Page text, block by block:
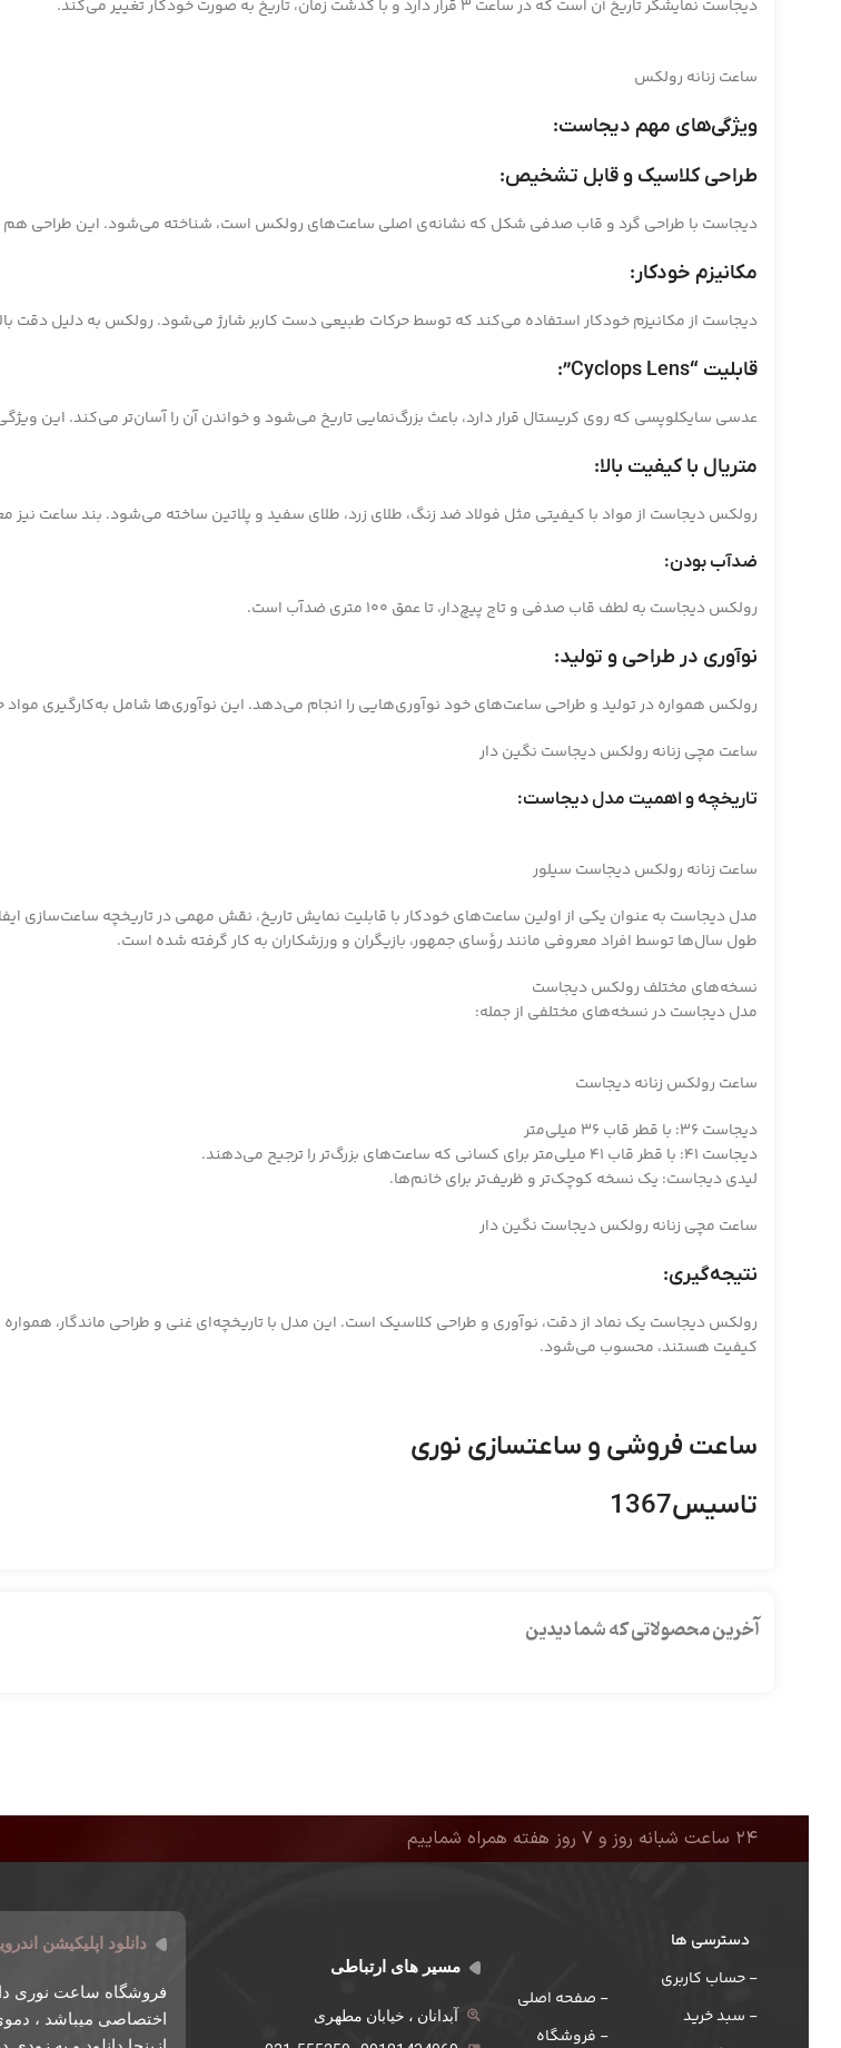
دیجاست نمایشگر تاریخ آن است که در ساعت 3 قرار دارد و با گذشت زمان، تاریخ به صورت خودکار تغییر می‌کند.
ساعت زنانه رولکس
ویژگی‌های مهم دیجاست:
طراحی کلاسیک و قابل تشخیص:
دیجاست با طراحی گرد و قاب صدفی شکل که نشانه‌ی اصلی ساعت‌های رولکس است، شناخته می‌شود. این طراحی هم
مکانیزم خودکار:
دیجاست از مکانیزم خودکار استفاده می‌کند که توسط حرکات طبیعی دست کاربر شارژ می‌شود. رولکس به دلیل دقت
قابلیت “Cyclops Lens”:
عدسی سایکلوپسی که روی کریستال قرار دارد، باعث بزرگ‌نمایی تاریخ می‌شود و خواندن آن را آسان‌تر می‌کند. این
متریال با کیفیت بالا:
رولکس دیجاست از مواد با کیفیتی مثل فولاد ضد زنگ، طلای زرد، طلای سفید و پلاتین ساخته می‌شود. بند ساعت نیز
ضدآب بودن:
رولکس دیجاست به لطف قاب صدفی و تاج پیچ‌دار، تا عمق 100 متری ضدآب است.
نوآوری در طراحی و تولید:
رولکس همواره در تولید و طراحی ساعت‌های خود نوآوری‌هایی را انجام می‌دهد. این نوآوری‌ها شامل به‌کارگیری مواد
ساعت مچی زنانه رولکس دیجاست نگین دار
تاریخچه و اهمیت مدل دیجاست:
ساعت زنانه رولکس دیجاست سیلور
مدل دیجاست به عنوان یکی از اولین ساعت‌های خودکار با قابلیت نمایش تاریخ، نقش مهمی در تاریخچه
طول سال‌ها توسط افراد معروفی مانند رؤسای جمهور، بازیگران و ورزشکاران به کار گرفته شده است.
نسخه‌های مختلف رولکس دیجاست
مدل دیجاست در نسخه‌های مختلفی از جمله:
ساعت رولکس زنانه دیجاست
دیجاست 36: با قطر قاب 36 میلی‌متر
دیجاست 41: با قطر قاب 41 میلی‌متر برای کسانی که ساعت‌های بزرگ‌تر را ترجیح می‌دهند.
لیدی دیجاست: یک نسخه کوچک‌تر و ظریف‌تر برای خانم‌ها.
ساعت مچی زنانه رولکس دیجاست نگین دار
نتیجه‌گیری:
رولکس دیجاست یک نماد از دقت، نوآوری و طراحی کلاسیک است. این مدل با تاریخچه‌ای غنی و طراحی ماندگار،
کیفیت هستند، محسوب می‌شود.
ساعت فروشی و ساعتسازی نوری
تاسیس1367
آخرین محصولاتی که شما دیدین
۲۴ ساعت شبانه روز و ۷ روز هفته همراه شماییم
دسترسی ها
- حساب کاربری
- سبد خرید
- صفحه اصلی
- فروشگاه
مسیر های ارتباطی
آبدانان ، خیابان مطهری
دانلود اپلیکیشن
فروشگاه ساعت نوری
اختصاصی میباشد ، دموی